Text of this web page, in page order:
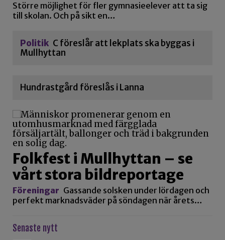
Större möjlighet för fler gymnasieelever att ta sig
till skolan. Och på sikt en…
Politik C föreslår att lekplats ska byggas i
Mullhyttan
Hundrastgård föreslås i Lanna
Folkfest i Mullhyttan – se
vårt stora bildreportage
Föreningar Gassande solsken under lördagen och
perfekt marknadsväder på söndagen när årets…
Senaste nytt